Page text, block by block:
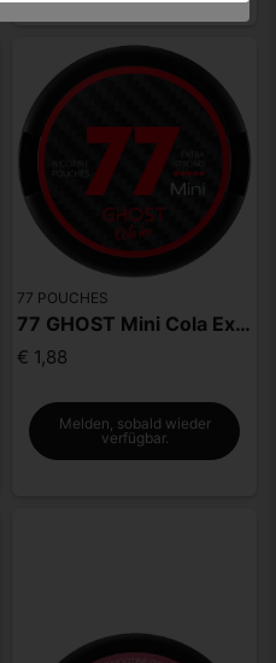
77 POUCHES
77 GHOST Mini Cola Extra Strong
€ 1,88
Melden, sobald wieder
verfügbar.